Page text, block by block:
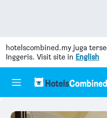
hotelscombined.my juga
Inggeris. Visit site in English